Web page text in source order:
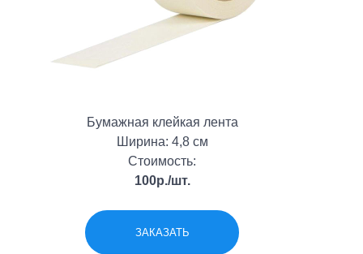
Бумажная клейкая лента
Ширина: 4,8 см
Стоимость:
100р./шт.
ЗАКАЗАТЬ